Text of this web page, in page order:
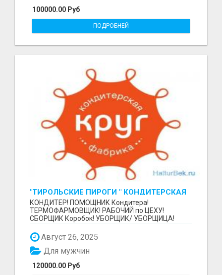
100000.00 Руб
ПОДРОБНЕЙ
"ТИРОЛЬСКИЕ ПИРОГИ " КОНДИТЕРСКАЯ
ФАБРИКА "КРУГ "
КОНДИТЕР! ПОМОЩНИК Кондитера!
ТЕРМОФАРМОВЩИК! РАБОЧИЙ по ЦЕХУ!
СБОРЩИК Коробок! УБОРЩИК/ УБОРЩИЦА!
~~~~~~~~ Изготовление тортов и пирогов от...
Август 26, 2025
120000.00 Руб
Для мужчин